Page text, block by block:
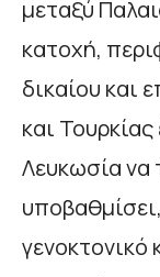
μεταξύ
κατοχή,
δικαίου και
και Τουρκίας
Λευκωσία να
γενοκτονικό